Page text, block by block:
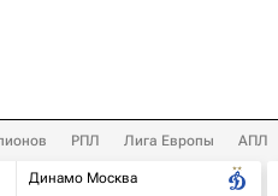
РПЛ Лига Европы АПЛ
Динамо Москва